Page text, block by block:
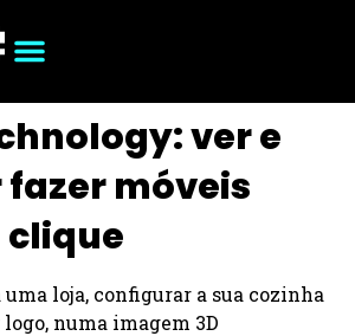
ver e
móveis
clique
loja, configurar a sua cozinha
numa imagem 3D